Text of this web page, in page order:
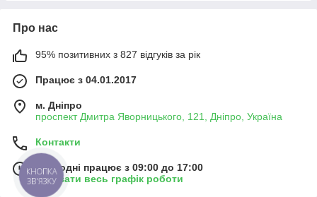
Про нас
95% позитивних з 827 відгуків за рік
Працює з 04.01.2017
м. Дніпро
проспект Дмитра Яворницького, 121, Дніпро, Україна
Контакти
Сьогодні працює з 09:00 до 17:00
Показати весь графік роботи
КНОПКА
ЗВ'ЯЗКУ